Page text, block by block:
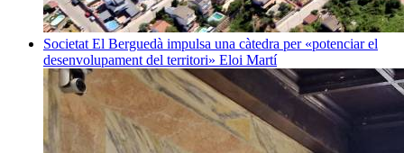
Societat El Berguedà impulsa una càtedra per «potenciar el
desenvolupament del territori» Eloi Martí